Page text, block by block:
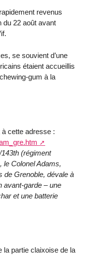
revenus
du 22 août avant
se souvient d’une
étaient accueillis
gum à la
cette adresse :
(régiment
le Colonel Adams,
de Grenoble, dévale à
avant-garde – une
et une batterie
la partie claixoise de la